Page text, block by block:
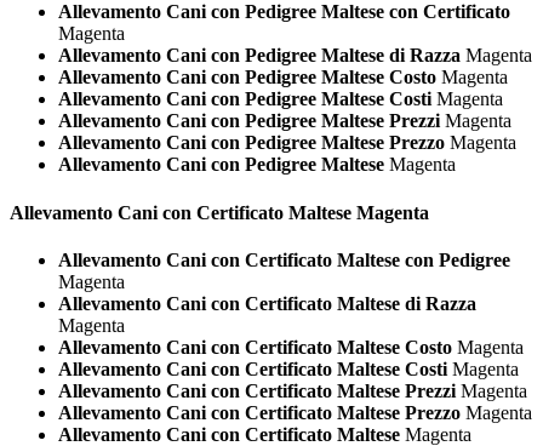
Allevamento Cani con Pedigree Maltese con Certificato
Magenta
Allevamento Cani con Pedigree Maltese di Razza Magenta
Allevamento Cani con Pedigree Maltese Costo Magenta
Allevamento Cani con Pedigree Maltese Costi Magenta
Allevamento Cani con Pedigree Maltese Prezzi Magenta
Allevamento Cani con Pedigree Maltese Prezzo Magenta
Allevamento Cani con Pedigree Maltese Magenta
Allevamento Cani con Certificato Maltese Magenta
Allevamento Cani con Certificato Maltese con Pedigree
Magenta
Allevamento Cani con Certificato Maltese di Razza
Magenta
Allevamento Cani con Certificato Maltese Costo Magenta
Allevamento Cani con Certificato Maltese Costi Magenta
Allevamento Cani con Certificato Maltese Prezzi Magenta
Allevamento Cani con Certificato Maltese Prezzo Magenta
Allevamento Cani con Certificato Maltese Magenta